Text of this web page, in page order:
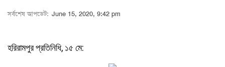
সর্বশেষ আপডেট: June 15, 2020, 9:42 pm
হরিরামপুর প্রতিনিধি, ১৫ মে: